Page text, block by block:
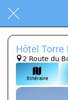
Hôtel Torre
2 Route du
Itinéraire